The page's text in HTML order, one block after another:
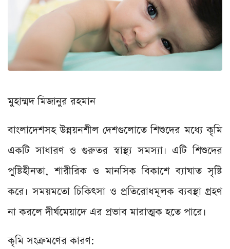
মুহাম্মদ মিজানুর রহমান
বাংলাদেশসহ উন্নয়নশীল দেশগুলোতে শিশুদের মধ্যে কৃমি
একটি সাধারণ ও গুরুতর স্বাস্থ্য সমস্যা। এটি শিশুদের
পুষ্টিহীনতা, শারীরিক ও মানসিক বিকাশে ব্যাঘাত সৃষ্টি
করে। সময়মতো চিকিৎসা ও প্রতিরোধমূলক ব্যবস্থা গ্রহণ
না করলে দীর্ঘমেয়াদে এর প্রভাব মারাত্মক হতে পারে।
কৃমি সংক্রমণের কারণ: